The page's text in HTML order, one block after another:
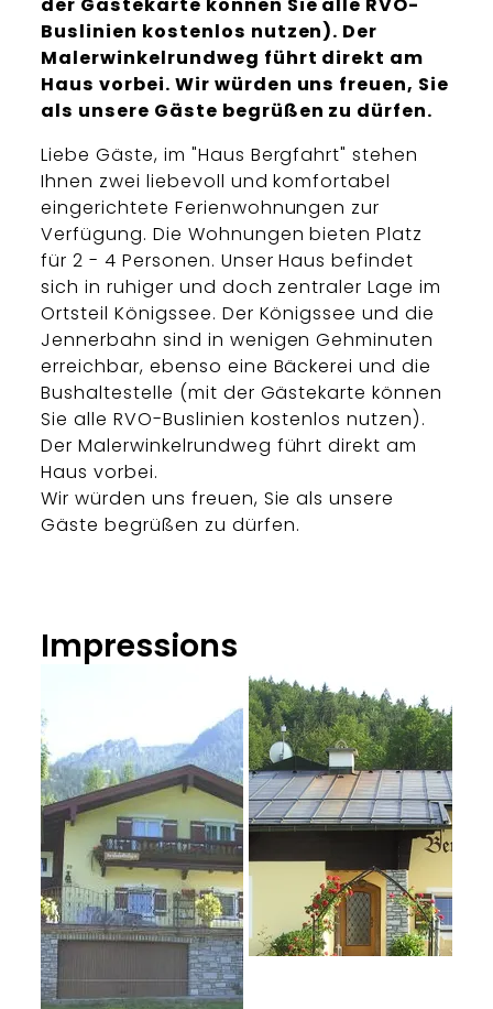
der Gästekarte können Sie alle RVO-
Buslinien kostenlos nutzen). Der
Malerwinkelrundweg führt direkt am
Haus vorbei. Wir würden uns freuen, Sie
als unsere Gäste begrüßen zu dürfen.
Liebe Gäste, im "Haus Bergfahrt" stehen
Ihnen zwei liebevoll und komfortabel
eingerichtete Ferienwohnungen zur
Verfügung. Die Wohnungen bieten Platz
für 2 - 4 Personen. Unser Haus befindet
sich in ruhiger und doch zentraler Lage im
Ortsteil Königssee. Der Königssee und die
Jennerbahn sind in wenigen Gehminuten
erreichbar, ebenso eine Bäckerei und die
Bushaltestelle (mit der Gästekarte können
Sie alle RVO-Buslinien kostenlos nutzen).
Der Malerwinkelrundweg führt direkt am
Haus vorbei.
Wir würden uns freuen, Sie als unsere
Gäste begrüßen zu dürfen.
Impressions